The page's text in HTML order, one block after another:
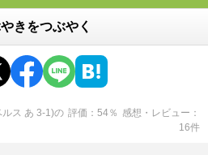
きをつぶやく
ス あ 3-1)の 評価 54％ 感想・レビュー
16件